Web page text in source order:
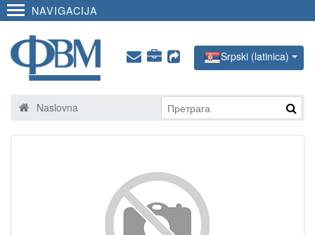
NAVIGACIJA
Srpski (latinica)
Naslovna